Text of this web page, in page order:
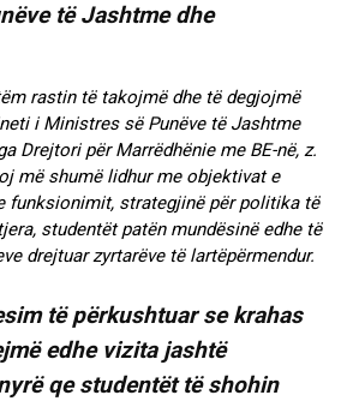
të Jashtme dhe
rastin të takojmë dhe të degjojmë
i Ministres së Punëve të Jashtme
Drejtori për Marrëdhënie me BE-në, z.
më shumë lidhur me objektivat e
funksionimit, strategjinë për politika të
studentët patën mundësinë edhe të
drejtuar zyrtarëve të lartëpërmendur.
të përkushtuar se krahas
edhe vizita jashtë
qe studentët të shohin